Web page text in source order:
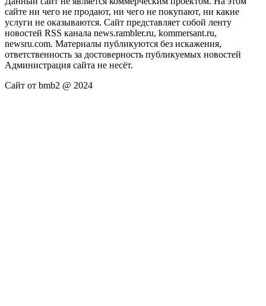
сайте ни чего не продают, ни чего не покупают, ни какие
услуги не оказываются. Сайт представляет собой ленту
новостей RSS канала news.rambler.ru, kommersant.ru,
newsru.com. Материалы публикуются без искажения,
ответственность за достоверность публикуемых новостей
Администрация сайта не несёт.
Сайт от bmb2 @ 2024